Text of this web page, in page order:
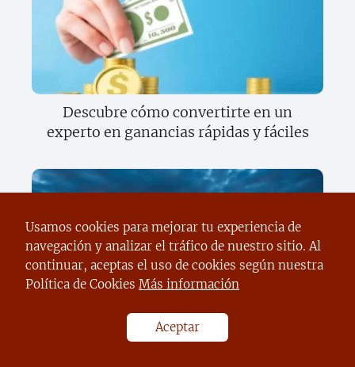
Descubre cómo convertirte en un
experto en ganancias rápidas y fáciles
revolucionando el mundo y cómo
puedes ser parte de su éxito
Usamos cookies para mejorar tu experiencia de
navegación y analizar el tráfico de nuestro sitio. Al
continuar, aceptas el uso de cookies según nuestra
Política de Cookies Más información
Aceptar